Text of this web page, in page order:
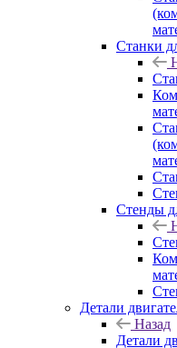
Станки
Стенды
Детали
Назад
Детали